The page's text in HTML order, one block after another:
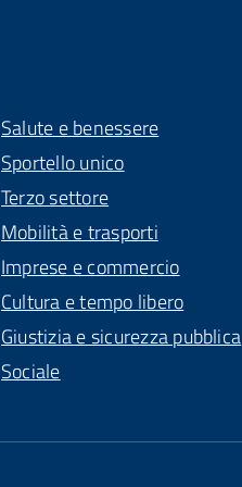
Salute e benessere
Sportello unico
Terzo settore
Mobilità e trasporti
Imprese e commercio
Cultura e tempo libero
Giustizia e sicurezza pubblica
Sociale